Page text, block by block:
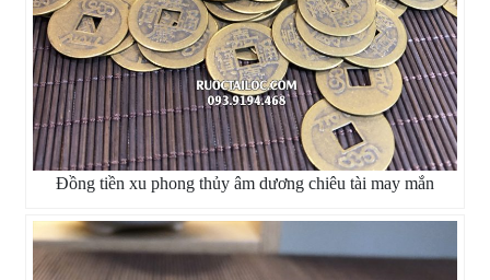
Đồng tiền xu phong thủy âm dương chiêu tài may mắn